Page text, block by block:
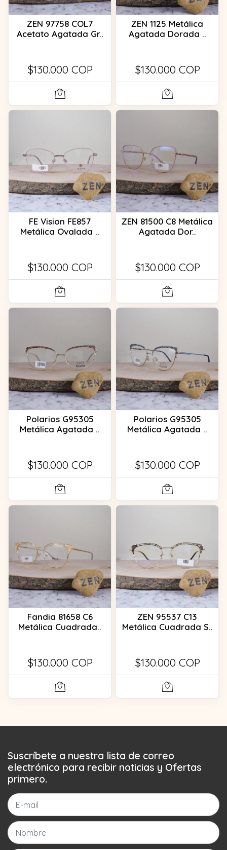
ZEN 97758 COL7
Acetato Agatada Gr..
$130.000 COP
ZEN 1125 Metálica
Agatada Dorada ..
$130.000 COP
FE Vision FE857
Metálica Ovalada ..
$130.000 COP
ZEN 81500 C8 Metálica
Agatada Dor..
$130.000 COP
Polarios G95305
Metálica Agatada ..
$130.000 COP
Polarios G95305
Metálica Agatada ..
$130.000 COP
Fandia 81658 C6
Metálica Cuadrada..
$130.000 COP
ZEN 95537 C13
Metálica Cuadrada S..
$130.000 COP
Suscríbete a nuestra lista de correo
electrónico para recibir noticias y Ofertas
primero.